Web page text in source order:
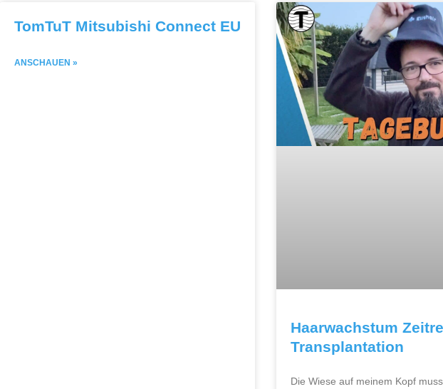
TomTuT Mitsubishi Connect EU
ANSCHAUEN »
Haarwachstum
Transplantation
Die Wiese auf meinem Kopf